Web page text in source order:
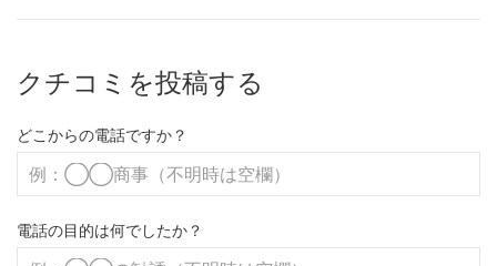
クチコミを投稿する
どこからの電話ですか？
電話の目的は何でしたか？